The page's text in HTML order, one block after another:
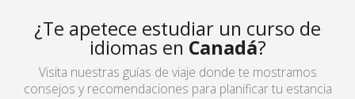
¿Te apetece estudiar un curso de
idiomas en Canadá?
Visita nuestras guías de viaje donde te mostramos
consejos y recomendaciones para planificar tu estancia